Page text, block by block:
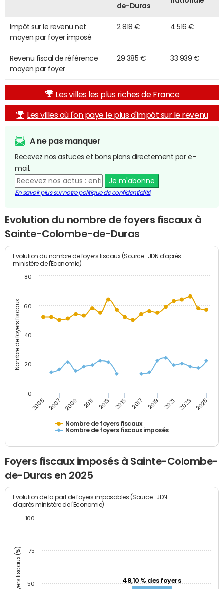
de-Duras
Impôt sur le revenu net
moyen par foyer imposé
2 818 € 4 516 €
Revenu fiscal de référence
moyen par foyer
29 385 € 33 939 €
Les villes les plus riches de France
Les villes où l'on paye le plus d'impôt sur le revenu
A ne pas manquer
Recevez nos astuces et bons plans directement par e-
mail.
Je m'abonne
En savoir plus sur notre politique de confidentialité
Evolution du nombre de foyers fiscaux à
Sainte-Colombe-de-Duras
Nombre de foyers fiscaux
Evolution du nombre de foyers fiscaux (Source : JDN d'après
ministère de l'Economie)
Nombre de foyers fiscaux
Nombre de foyers fiscaux imposés
2005 2007 2009 2011 2013 2015 2017 2019 2021 2023 2025
0
20
40
60
80
Foyers fiscaux imposés à Sainte-Colombe-
de-Duras en 2025
Evolution de la part de foyers imposables (Source : JDN
d'après ministère de l'Economie)
48,10 % des foyers
50
75
100